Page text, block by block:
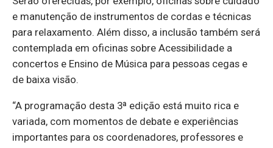
e manutenção de instrumentos de cordas e técnicas
para relaxamento. Além disso, a inclusão também será
contemplada em oficinas sobre Acessibilidade a
concertos e Ensino de Música para pessoas cegas e
de baixa visão.
“A programação desta 3ª edição está muito rica e
variada, com momentos de debate e experiências
importantes para os coordenadores, professores e